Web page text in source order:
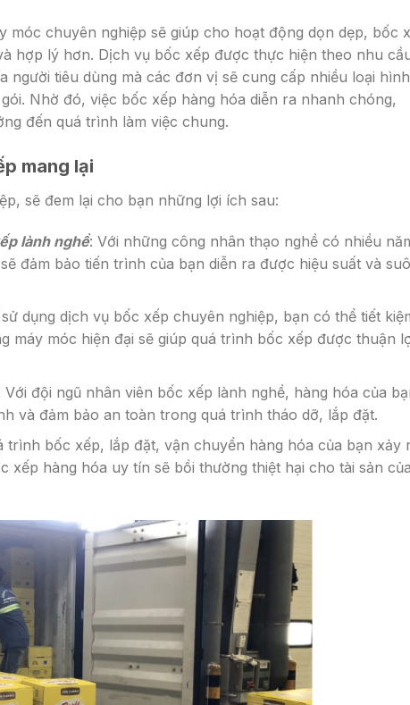
móc chuyên nghiệp sẽ giúp cho hoạt động dọn dẹp, bốc
hợp lý hơn. Dịch vụ bốc xếp được thực hiện theo nhu
người tiêu dùng mà các đơn vị sẽ cung cấp nhiều loại hình
Nhờ đó, việc bốc xếp hàng hóa diễn ra nhanh chóng,
đến quá trình làm việc chung.
mang lại
sẽ đem lại cho bạn những lợi ích sau:
lành nghề: Với những công nhân thạo nghề có nhiều
đảm bảo tiến trình của bạn diễn ra được hiệu suất và
dụng dịch vụ bốc xếp chuyên nghiệp, bạn có thể tiết
máy móc hiện đại sẽ giúp quá trình bốc xếp được thuận
Với đội ngũ nhân viên bốc xếp lành nghề, hàng hóa của
và đảm bảo an toàn trong quá trình tháo dỡ, lắp đặt.
trình bốc xếp, lắp đặt, vận chuyển hàng hóa của bạn xảy
xếp hàng hóa uy tín sẽ bồi thường thiệt hại cho tài sản của